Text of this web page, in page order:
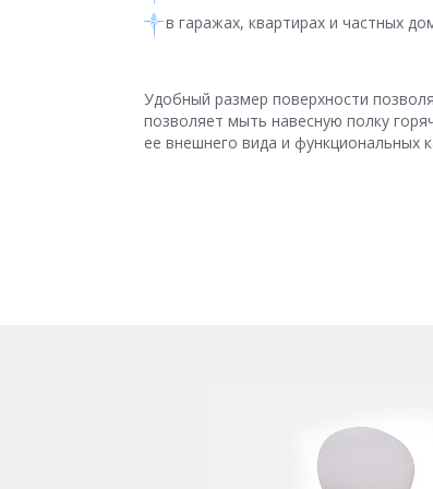
в гаражах, квартирах и частных
Удобный размер поверхности
позволяет мыть навесную полку
ее внешнего вида и функциональных